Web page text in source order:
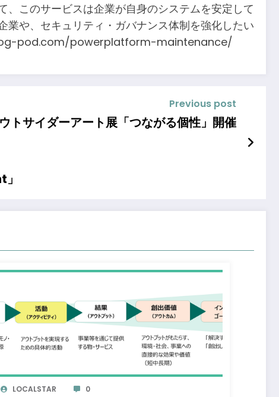
このサービスは企業が自身のシステムを安定して
や、セキュリティ・ガバナンス体制を強化したい
pod.com/powerplatform-maintenance/
Previous post
トサイダーアート展「つながる個性」開催
LOCALSTAR 0